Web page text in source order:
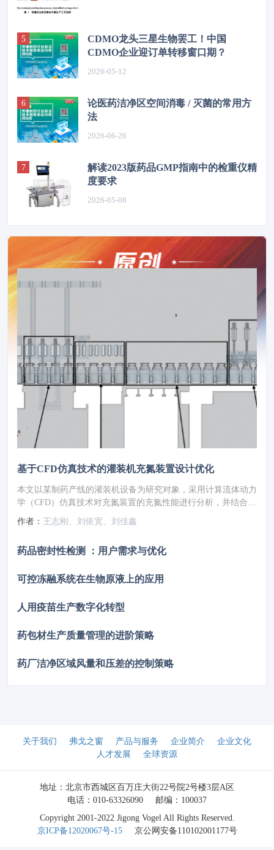
CDMO龙头三星生物罢工！中国
CDMO企业迎订单转移窗口期？
2026-05-12
论医药洁净区空间消毒 / 灭菌的常用方
法
2026-06-26
解读2023版药品GMP指南中的检重仪精
度要求
2026-05-08
基于CFD仿真技术的灌装机充氮装置设计优化
本文以某制药产线的灌装机设备为研究对象，采用计算流体动力
学（CFD）仿真技术对充氮装置的充氮性能进行分析，并结合分
析结果对氮幕结构进行了优化设计。随后，针对优化方案进行性
能仿真验证，结果显示优化后的顶空残氧量降低至0.252%。为
进行性能测试，测得的顶空残氧量为0.68%，这一结果满足了小
作者： 王志刚、刘依宽、刘佳鑫
药品密封性检测 ：用户需求与优化
可控冻融系统在生物原液上的应用
人用疫苗生产数字化转型
药包材生产质量管理的进阶策略
药厂洁净区域风量和压差的控制策略
关于我们 弗戈之窗 产品与服务 企业简介
企业文化
人才发展
全球资源
地址：北京市西城区百万庄大街22号院2号楼3层A区
电话：010-63326090
邮编：100037
Copyright 2001-2022 Jigong Vogel All Rights Reserved.
京ICP备12020067号-15
京公网安备110102001177号